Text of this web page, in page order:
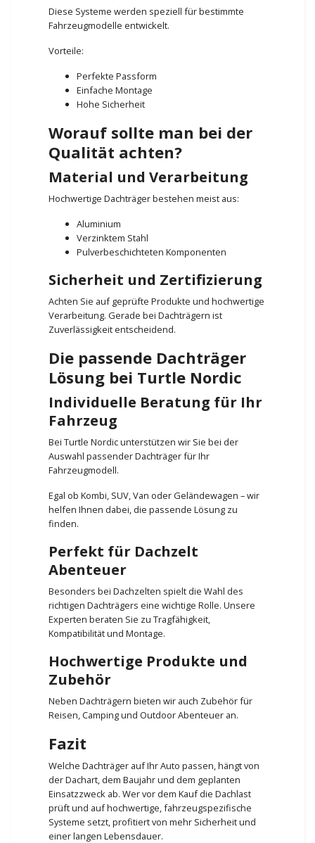
Diese Systeme werden speziell für bestimmte
Fahrzeugmodelle entwickelt.
Vorteile:
Perfekte Passform
Einfache Montage
Hohe Sicherheit
Worauf sollte man bei der
Qualität achten?
Material und Verarbeitung
Hochwertige Dachträger bestehen meist aus:
Aluminium
Verzinktem Stahl
Pulverbeschichteten Komponenten
Sicherheit und Zertifizierung
Achten Sie auf geprüfte Produkte und hochwertige
Verarbeitung. Gerade bei Dachträgern ist
Zuverlässigkeit entscheidend.
Die passende Dachträger
Lösung bei Turtle Nordic
Individuelle Beratung für Ihr
Fahrzeug
Bei Turtle Nordic unterstützen wir Sie bei der
Auswahl passender Dachträger für Ihr
Fahrzeugmodell.
Egal ob Kombi, SUV, Van oder Geländewagen – wir
helfen Ihnen dabei, die passende Lösung zu
finden.
Perfekt für Dachzelt
Abenteuer
Besonders bei Dachzelten spielt die Wahl des
richtigen Dachträgers eine wichtige Rolle. Unsere
Experten beraten Sie zu Tragfähigkeit,
Kompatibilität und Montage.
Hochwertige Produkte und
Zubehör
Neben Dachträgern bieten wir auch Zubehör für
Reisen, Camping und Outdoor Abenteuer an.
Fazit
Welche Dachträger auf Ihr Auto passen, hängt von
der Dachart, dem Baujahr und dem geplanten
Einsatzzweck ab. Wer vor dem Kauf die Dachlast
prüft und auf hochwertige, fahrzeugspezifische
Systeme setzt, profitiert von mehr Sicherheit und
einer langen Lebensdauer.